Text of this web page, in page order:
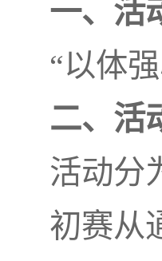
一、活
“以体
二、活
活动分
初赛从